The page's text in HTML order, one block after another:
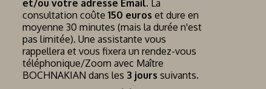
et/ou votre adresse Email. La
consultation coûte150 euros et dure en
moyenne 30 minutes (mais la durée n'est
pas limitée). Une assistante vous
rappellera et vous fixera un rendez-vous
téléphonique/Zoom avec Maître
BOCHNAKIAN dans les 3 jours suivants.